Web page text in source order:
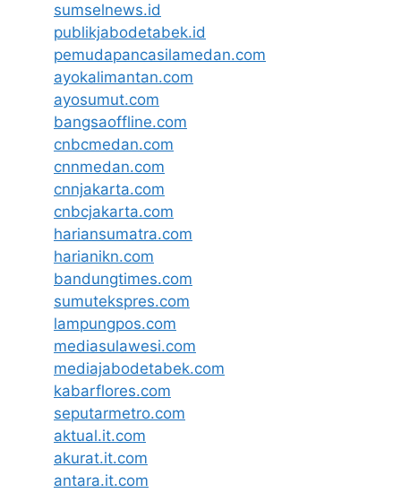
sumselnews.id
publikjabodetabek.id
pemudapancasilamedan.com
ayokalimantan.com
ayosumut.com
bangsaoffline.com
cnbcmedan.com
cnnmedan.com
cnnjakarta.com
cnbcjakarta.com
hariansumatra.com
harianikn.com
bandungtimes.com
sumutekspres.com
lampungpos.com
mediasulawesi.com
mediajabodetabek.com
kabarflores.com
seputarmetro.com
aktual.it.com
akurat.it.com
antara.it.com